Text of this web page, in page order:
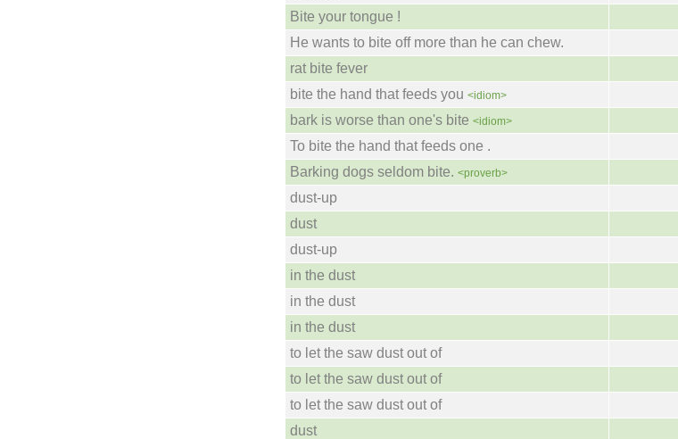
Bite your tongue !
He wants to bite off more than he can chew.
rat bite fever
bite the hand that feeds you <idiom>
bark is worse than one's bite <idiom>
To bite the hand that feeds one .
Barking dogs seldom bite. <proverb>
dust-up
dust
dust-up
in the dust
in the dust
in the dust
to let the saw dust out of
to let the saw dust out of
to let the saw dust out of
dust